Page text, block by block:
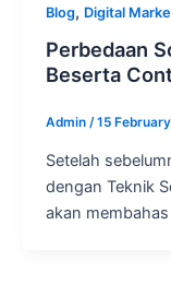
Blog, Digital
Perbedaan
Beserta
Admin /15
Setelah
dengan Teknik
akan